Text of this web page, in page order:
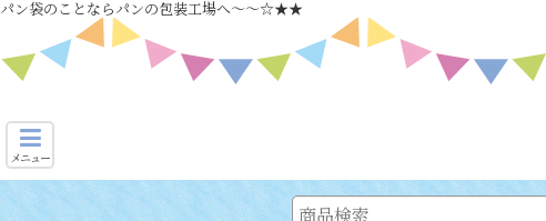
パン袋のことならパンの包装工場へ～～☆★★
メニュー